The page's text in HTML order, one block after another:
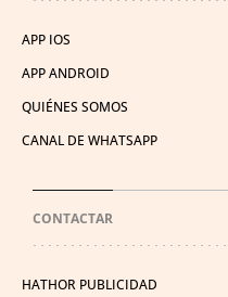
APP IOS
APP ANDROID
QUIÉNES SOMOS
CANAL DE WHATSAPP
CONTACTAR
HATHOR PUBLICIDAD